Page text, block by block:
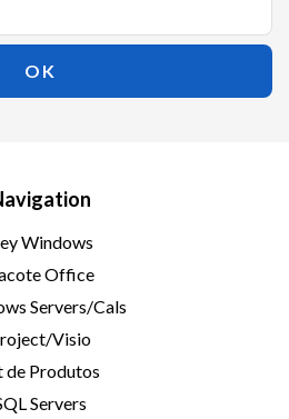
Windows
Office
Servers/Cals
Visio
de Produtos
Servers